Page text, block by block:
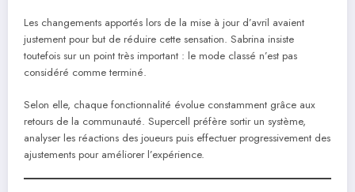
Les changements apportés lors de la mise à jour d’avril avaient
justement pour but de réduire cette sensation. Sabrina insiste
toutefois sur un point très important : le mode classé n’est pas
considéré comme terminé.
Selon elle, chaque fonctionnalité évolue constamment grâce aux
retours de la communauté. Supercell préfère sortir un système,
analyser les réactions des joueurs puis effectuer progressivement des
ajustements pour améliorer l’expérience.